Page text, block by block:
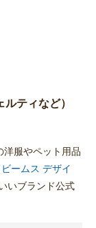
ティなど）
洋服やペット用品
ームス デザイ
いブランド公式